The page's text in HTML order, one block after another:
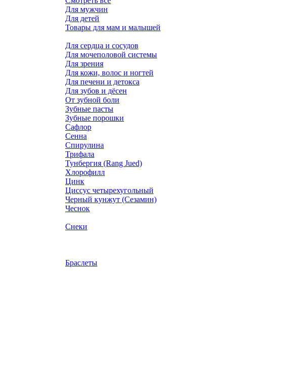
Для мужчин
Для детей
Товары для мам и малышей
Для сердца и сосудов
Для мочеполовой системы
Для зрения
Для кожи, волос и ногтей
Для печени и детокса
Для зубов и дёсен
От зубной боли
Зубные пасты
Зубные порошки
Сафлор
Сенна
Спирулина
Трифала
Тунбергия (Rang Jued)
Хлорофилл
Цинк
Циссус четырехугольный
Черный кунжут (Сезамин)
Чеснок
Снеки
Браслеты